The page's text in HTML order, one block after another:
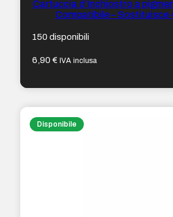
Cartuccia d’Inchiostro a
Compatibile – Sostituisce
150 disponibili
6,90€ IVA inclusa
Disponibile